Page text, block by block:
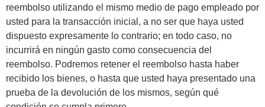
reembolso utilizando el mismo medio de pago empleado por
usted para la transacción inicial, a no ser que haya usted
dispuesto expresamente lo contrario; en todo caso, no
incurrirá en ningún gasto como consecuencia del
reembolso. Podremos retener el reembolso hasta haber
recibido los bienes, o hasta que usted haya presentado una
prueba de la devolución de los mismos, según qué